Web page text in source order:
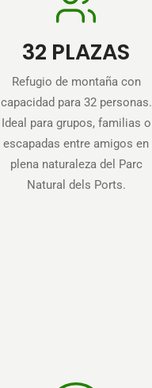
32 PLAZAS
Refugio de montaña con
capacidad para 32 personas.
Ideal para grupos, familias o
escapadas entre amigos en
plena naturaleza del Parc
Natural dels Ports.